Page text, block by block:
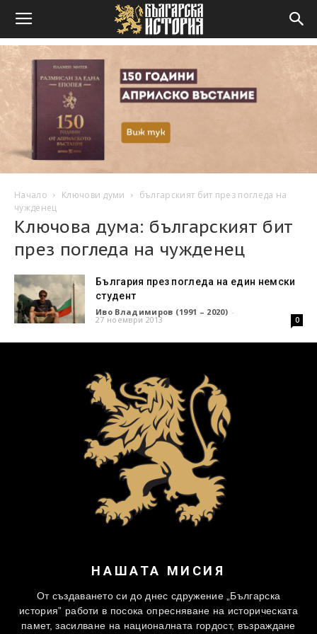
Начало Ключови думи
българският бит през погледа на
чужденец
Ключова дума: българският бит
през погледа на чужденец
България през погледа на един немски
студент
Иво Владимиров (1991 – 2020) -
27 ноември 2013 0
НАШАТА МИСИЯ
От създаването си до днес сдружение „Българска
история” работи в посока опресняване на историческата
памет, засилване на националната гордост, възраждане